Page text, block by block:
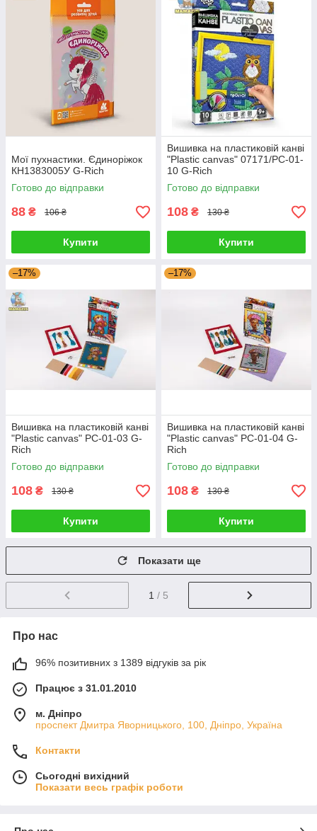
Мої пухнастики. Єдиноріжок
КН1383005У G-Rich
Готово до відправки
88 ₴ 106 ₴
Купити
Вишивка на пластиковій канві
"Plastic canvas" 07171/PC-01-
10 G-Rich
Готово до відправки
108 ₴ 130 ₴
Купити
–17%
Вишивка на пластиковій канві
"Plastic canvas" PC-01-03 G-
Rich
Готово до відправки
108 ₴ 130 ₴
Купити
–17%
Вишивка на пластиковій канві
"Plastic canvas" PC-01-04 G-
Rich
Готово до відправки
108 ₴ 130 ₴
Купити
Показати ще
1 / 5
Про нас
96% позитивних з 1389 відгуків за рік
Працює з 31.01.2010
м. Дніпро
проспект Дмитра Яворницького, 100, Дніпро, Україна
Контакти
Сьогодні вихідний
Показати весь графік роботи